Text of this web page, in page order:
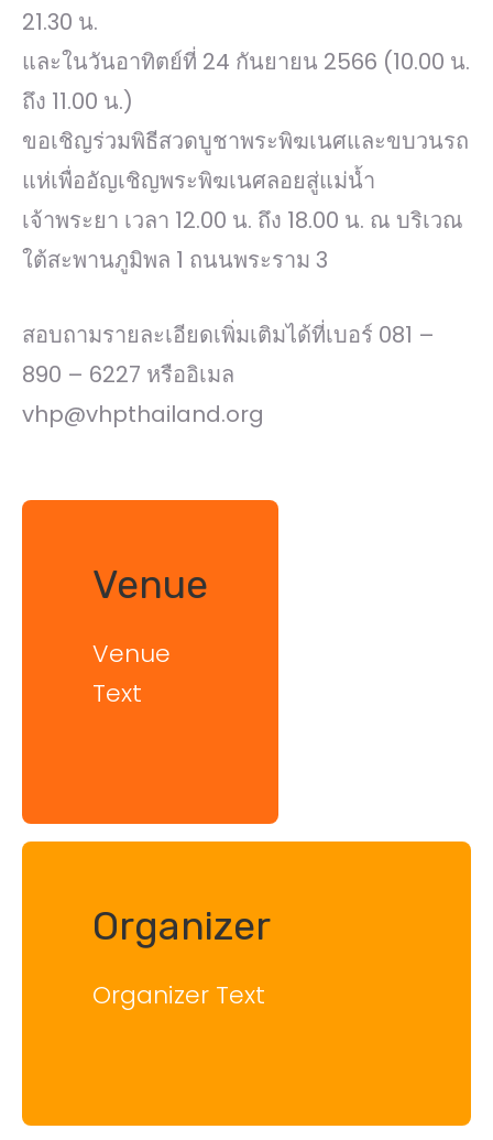
21.30 น.
และในวันอาทิตย์ที่ 24 กันยายน 2566 (10.00 น.
ถึง 11.00 น.)
ขอเชิญร่วมพิธีสวดบูชาพระพิฆเนศและขบวนรถ
แห่เพื่ออัญเชิญพระพิฆเนศลอยสู่แม่น้ำ
เจ้าพระยา เวลา 12.00 น. ถึง 18.00 น. ณ บริเวณ
ใต้สะพานภูมิพล 1 ถนนพระราม 3
สอบถามรายละเอียดเพิ่มเติมได้ที่เบอร์ 081 –
890 – 6227 หรืออิเมล
vhp@vhpthailand.org
Venue
Venue
Text
Organizer
Organizer Text